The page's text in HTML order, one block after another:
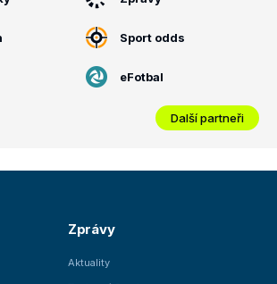
Sport odds
eFotbal
Další partneři
Zprávy
Aktuality